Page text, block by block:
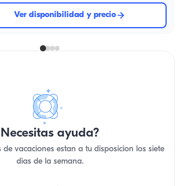
Ver disponibilidad y precio
Necesitas ayuda?
de vacaciones estan a tu disposicion los siete
dias de la semana.